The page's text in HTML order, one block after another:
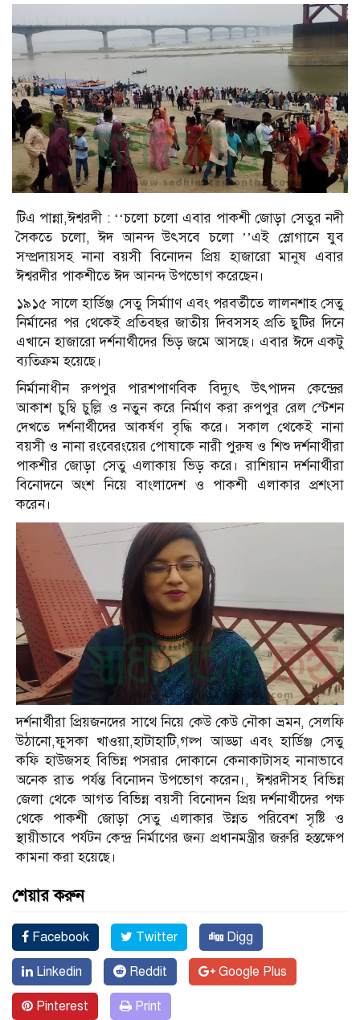
টিএ পান্না,ঈশ্বরদী : ‘‘চলো চলো এবার পাকশী জোড়া সেতুর নদী
সৈকতে চলো, ঈদ আনন্দ উৎসবে চলো ’’এই স্লোগানে যুব
সম্প্রদায়সহ নানা বয়সী বিনোদন প্রিয় হাজারো মানুষ এবার
ঈশ্বরদীর পাকশীতে ঈদ আনন্দ উপভোগ করেছেন।
১৯১৫ সালে হার্ডিঞ্জ সেতু সির্মাাণ এবং পরবর্তীতে লালনশাহ সেতু
নির্মানের পর থেকেই প্রতিবছর জাতীয় দিবসসহ প্রতি ছুটির দিনে
এখানে হাজারো দর্শনার্থীদের ভিড় জমে আসছে। এবার ঈদে একটু
ব্যতিক্রম হয়েছে।
নির্মানাধীন রুপপুর পারশপাণবিক বিদ্যুৎ উৎপাদন কেন্দ্রের
আকাশ চুম্বি চুল্লি ও নতুন করে নির্মাণ করা রুপপুর রেল স্টেশন
দেখতে দর্শনার্থীদের আকর্ষণ বৃদ্ধি করে। সকাল থেকেই নানা
বয়সী ও নানা রংবেরংয়ের পোষাকে নারী পুরুষ ও শিশু দর্শনার্থীরা
পাকশীর জোড়া সেতু এলাকায় ভিড় করে। রাশিয়ান দর্শনার্থীরা
বিনোদনে অংশ নিয়ে বাংলাদেশ ও পাকশী এলাকার প্রশংসা
করেন।
দর্শনার্থীরা প্রিয়জনদের সাথে নিয়ে কেউ কেউ নৌকা ভ্রমন, সেলফি
উঠানো,ফুসকা খাওয়া,হাটাহাটি,গল্প আড্ডা এবং হার্ডিঞ্জ সেতু
কফি হাউজসহ বিভিন্ন পসরার দোকানে কেনাকাটাসহ নানাভাবে
অনেক রাত পর্যন্ত বিনোদন উপভোগ করেন।, ঈশ্বরদীসহ বিভিন্ন
জেলা থেকে আগত বিভিন্ন বয়সী বিনোদন প্রিয় দর্শনার্থীদের পক্ষ
থেকে পাকশী জোড়া সেতু এলাকার উন্নত পরিবেশ সৃষ্টি ও
স্থায়ীভাবে পর্যটন কেন্দ্র নির্মাণের জন্য প্রধানমন্ত্রীর জরুরি হস্তক্ষেপ
কামনা করা হয়েছে।
শেয়ার করুন
Facebook Twitter Digg
Linkedin Reddit Google Plus
Pinterest Print